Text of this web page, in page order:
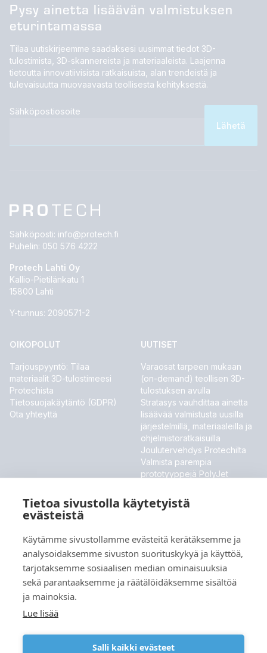
Tietoa sivustolla käytetyistä
evästeistä
Käytämme sivustollamme evästeitä kerätäksemme ja
analysoidaksemme sivuston suorituskykyä ja käyttöä,
tarjotaksemme sosiaalisen median ominaisuuksia
sekä parantaaksemme ja räätälöidäksemme sisältöä
ja mainoksia.
Lue lisää
Salli kaikki evästeet
Pysy ainetta lisäävän valmistuksen
eturintamassa
Tilaa uutiskirjeemme saadaksesi uusimmat tiedot 3D-
tulostimista, 3D-skannereista ja materiaaleista. Laajenna
tietoutta innovatiivisista ratkaisuista, alan trendeistä ja
tulevaisuutta muovaavasta teollisesta kehityksestä.
Sähköpostiosoite
Sähköposti: info@protech.fi
Puhelin: 050 576 4222
Protech Lahti Oy
Kallio-Pietilänkatu 1
15800 Lahti
Y-tunnus: 2090571-2
OIKOPOLUT
Tarjouspyyntö: Tilaa
materiaalit 3D-tulostimeesi
Protechista
Tietosuojakäytäntö (GDPR)
Ota yhteyttä
UUTISET
Varaosat tarpeen mukaan
(on-demand) teollisen 3D-
tulostuksen avulla
Stratasys vauhdittaa ainetta
lisäävää valmistusta uusilla
järjestelmillä, materiaaleilla ja
ohjelmistoratkaisuilla
Joulutervehdys Protechilta
Valmista parempia
prototyyppejä PolyJet
Stratasys esittelee uudet
materiaalit ja ohjelmistouutiset
MESSUT JA TAPAHTUMAT
Meillä ei ole tällä hetkellä tulevia tapahtumia.